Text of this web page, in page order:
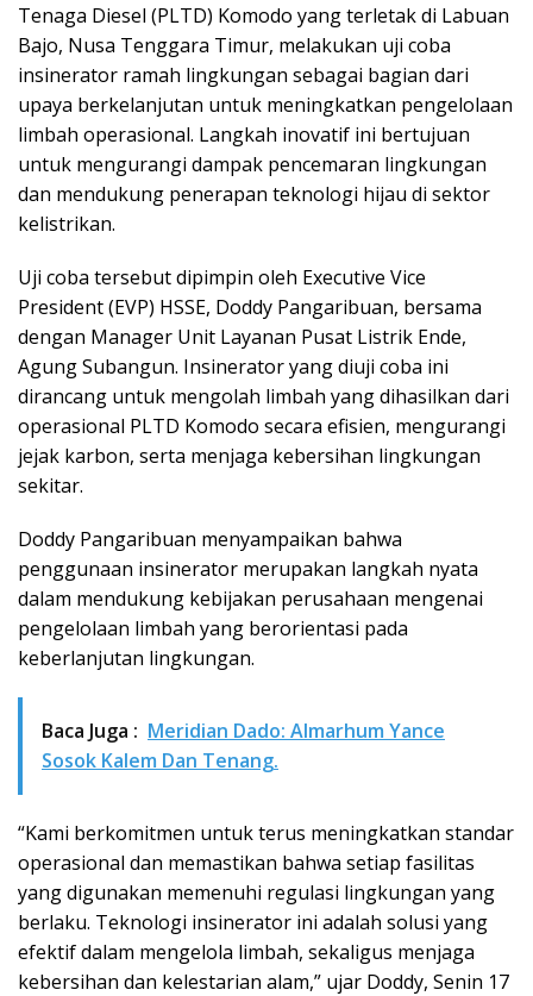
Tenaga Diesel (PLTD) Komodo yang terletak di Labuan
Bajo, Nusa Tenggara Timur, melakukan uji coba
insinerator ramah lingkungan sebagai bagian dari
upaya berkelanjutan untuk meningkatkan pengelolaan
limbah operasional. Langkah inovatif ini bertujuan
untuk mengurangi dampak pencemaran lingkungan
dan mendukung penerapan teknologi hijau di sektor
kelistrikan.
Uji coba tersebut dipimpin oleh Executive Vice
President (EVP) HSSE, Doddy Pangaribuan, bersama
dengan Manager Unit Layanan Pusat Listrik Ende,
Agung Subangun. Insinerator yang diuji coba ini
dirancang untuk mengolah limbah yang dihasilkan dari
operasional PLTD Komodo secara efisien, mengurangi
jejak karbon, serta menjaga kebersihan lingkungan
sekitar.
Doddy Pangaribuan menyampaikan bahwa
penggunaan insinerator merupakan langkah nyata
dalam mendukung kebijakan perusahaan mengenai
pengelolaan limbah yang berorientasi pada
keberlanjutan lingkungan.
Baca Juga : Meridian Dado: Almarhum Yance
Sosok Kalem Dan Tenang.
“Kami berkomitmen untuk terus meningkatkan standar
operasional dan memastikan bahwa setiap fasilitas
yang digunakan memenuhi regulasi lingkungan yang
berlaku. Teknologi insinerator ini adalah solusi yang
efektif dalam mengelola limbah, sekaligus menjaga
kebersihan dan kelestarian alam,” ujar Doddy, Senin 17